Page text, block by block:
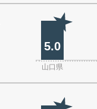
5.0
山口県